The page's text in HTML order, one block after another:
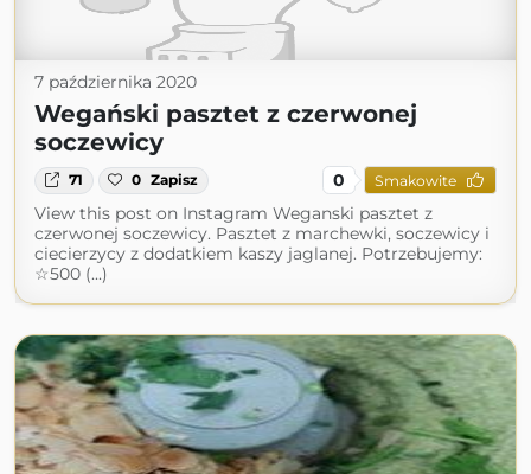
7 października 2020
Wegański pasztet z czerwonej
soczewicy
71 0 Zapisz 0 Smakowite
View this post on Instagram Weganski pasztet z
czerwonej soczewicy. Pasztet z marchewki, soczewicy i
ciecierzycy z dodatkiem kaszy jaglanej. Potrzebujemy:
☆500 (...)